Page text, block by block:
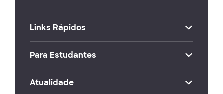
Links Rápidos
Para Estudantes
Atualidade